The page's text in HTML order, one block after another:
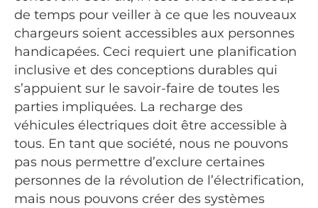
de temps pour veiller à ce que les nouveaux
chargeurs soient accessibles aux personnes
handicapées. Ceci requiert une planification
inclusive et des conceptions durables qui
s’appuient sur le savoir-faire de toutes les
parties impliquées. La recharge des
véhicules électriques doit être accessible à
tous. En tant que société, nous ne pouvons
pas nous permettre d’exclure certaines
personnes de la révolution de l’électrification,
mais nous pouvons créer des systèmes